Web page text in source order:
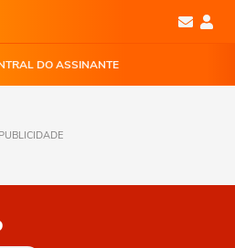
DO ASSINANTE
PUBLICIDADE